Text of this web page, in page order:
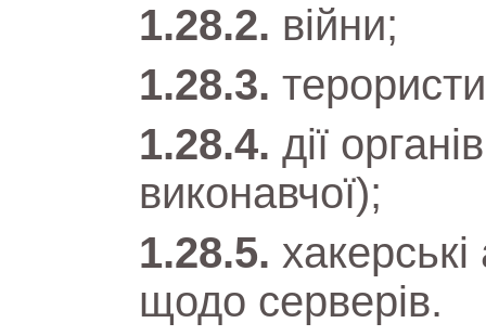
війни;
дії
виконавчої);
хакерські
щодо серверів.